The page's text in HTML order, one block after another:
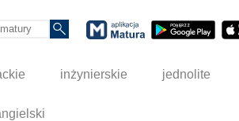
inżynierskie jednolite